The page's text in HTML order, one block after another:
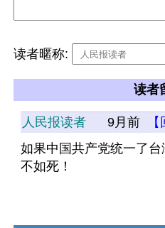
读者暱称:
读者
人民报读者 9月前
如果中国共产党统一了
不如死！